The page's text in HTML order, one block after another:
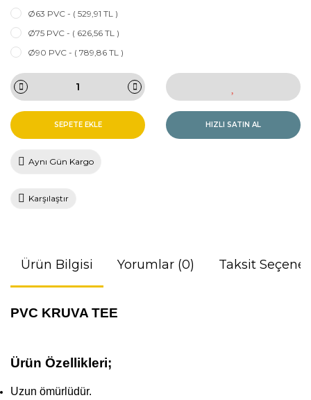
Ø63 PVC - ( 529,91 TL )
Ø75 PVC - ( 626,56 TL )
Ø90 PVC - ( 789,86 TL )
SEPETE EKLE HIZLI SATIN AL
Aynı Gün Kargo
Karşılaştır
Ürün Bilgisi Yorumlar (0) Taksit
PVC KRUVA TEE
Ürün Özellikleri;
Uzun ömürlüdür.